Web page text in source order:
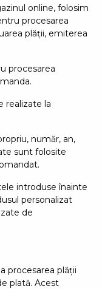
online, folosim
procesarea
plății, emiterea
procesarea
realizate la
număr, an,
sunt folosite
introduse înainte
personalizat
de
procesarea plății
plată. Acest